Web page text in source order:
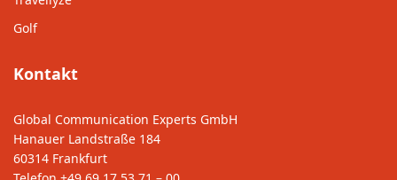
Golf
Kontakt
Global Communication Experts GmbH
Hanauer Landstraße 184
60314 Frankfurt